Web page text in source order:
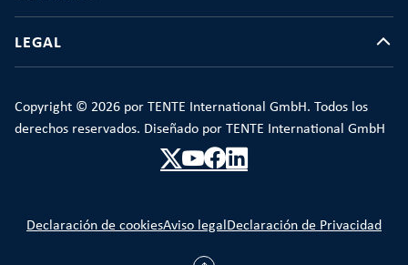
LEGAL
Copyright © 2026 por TENTE International GmbH. Todos los
derechos reservados. Diseñado por TENTE International GmbH
Declaración de cookiesAviso legal Declaración de Privacidad